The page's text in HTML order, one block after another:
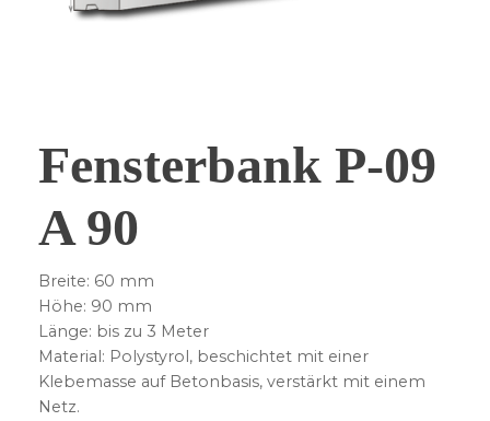
Fensterbank P-09
A 90
Breite: 60 mm
Höhe: 90 mm
Länge: bis zu 3 Meter
Material: Polystyrol, beschichtet mit einer
Klebemasse auf Betonbasis, verstärkt mit einem
Netz.